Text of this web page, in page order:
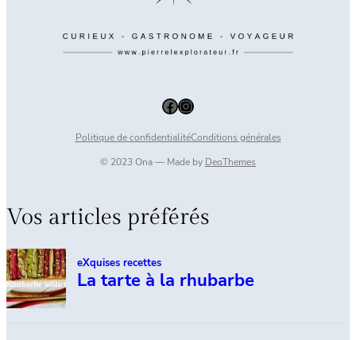
Facebook Instagram
Politique de confidentialitéConditions générales
© 2023 Ona — Made by DeoThemes
Vos articles préférés